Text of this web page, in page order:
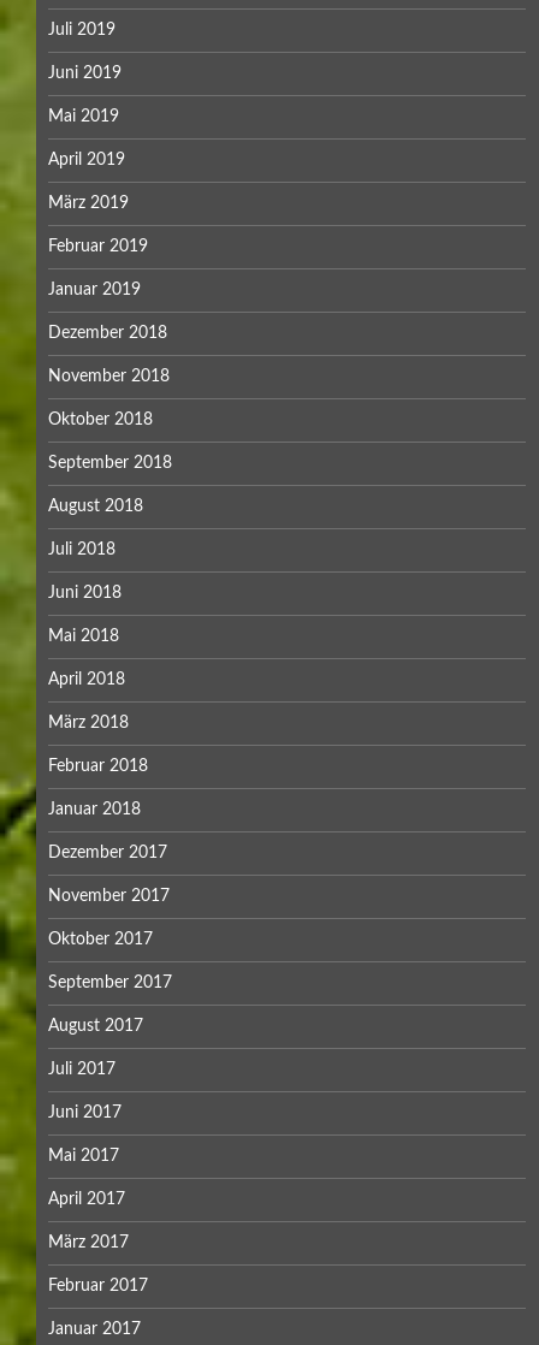
Juli 2019
Juni 2019
Mai 2019
April 2019
März 2019
Februar 2019
Januar 2019
Dezember 2018
November 2018
Oktober 2018
September 2018
August 2018
Juli 2018
Juni 2018
Mai 2018
April 2018
März 2018
Februar 2018
Januar 2018
Dezember 2017
November 2017
Oktober 2017
September 2017
August 2017
Juli 2017
Juni 2017
Mai 2017
April 2017
März 2017
Februar 2017
Januar 2017